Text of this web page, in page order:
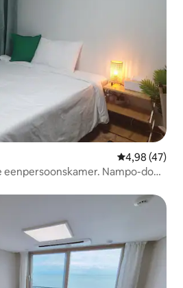
Gemiddelde
4,98 (47)
eenpersoonskamer. Nampo-dong